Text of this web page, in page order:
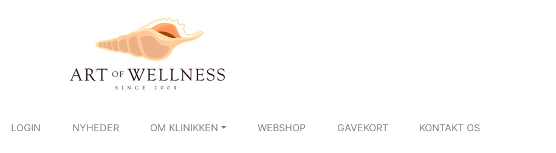
LOGIN NYHEDER OM KLINIKKEN WEBSHOP GAVEKORT KONTAKT OS